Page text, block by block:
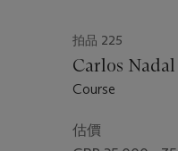
拍品 225
Carlos Nadal
Course
估價